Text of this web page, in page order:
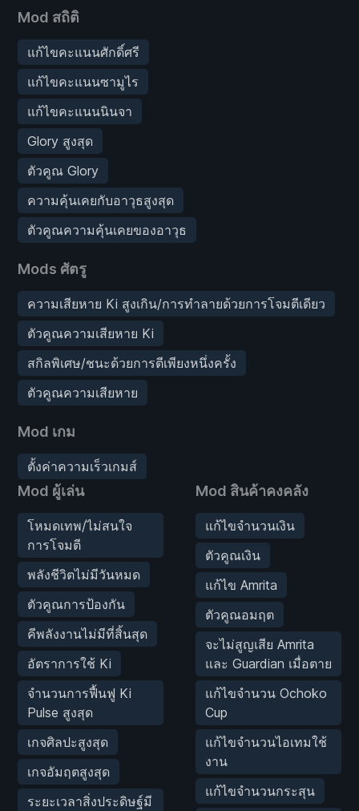
Mod สถิติ
แก้ไขคะแนนศักดิ์ศรี
แก้ไขคะแนนซามูไร
แก้ไขคะแนนนินจา
Glory สูงสุด
ตัวคูณ Glory
ความคุ้นเคยกับอาวุธสูงสุด
ตัวคูณความคุ้นเคยของอาวุธ
Mods ศัตรู
ความเสียหาย Ki สูงเกิน/การทำลายด้วยการโจมตีเดียว
ตัวคูณความเสียหาย Ki
สกิลพิเศษ/ชนะด้วยการตีเพียงหนึ่งครั้ง
ตัวคูณความเสียหาย
Mod เกม
ตั้งค่าความเร็วเกมส์
Mod ผู้เล่น
โหมดเทพ/ไม่สนใจ
การโจมตี
พลังชีวิตไม่มีวันหมด
ตัวคูณการป้องกัน
คีพลังงานไม่มีที่สิ้นสุด
อัตราการใช้ Ki
จำนวนการฟื้นฟู Ki
Pulse สูงสุด
เกจศิลปะสูงสุด
เกจอัมฤตสูงสุด
ระยะเวลาสิ่งประดิษฐ์มี
Mod สินค้าคงคลัง
แก้ไขจำนวนเงิน
ตัวคูณเงิน
แก้ไข Amrita
ตัวคูณอมฤต
จะไม่สูญเสีย Amrita
และ Guardian เมื่อตาย
แก้ไขจำนวน Ochoko
Cup
แก้ไขจำนวนไอเทมใช้
งาน
แก้ไขจำนวนกระสุน